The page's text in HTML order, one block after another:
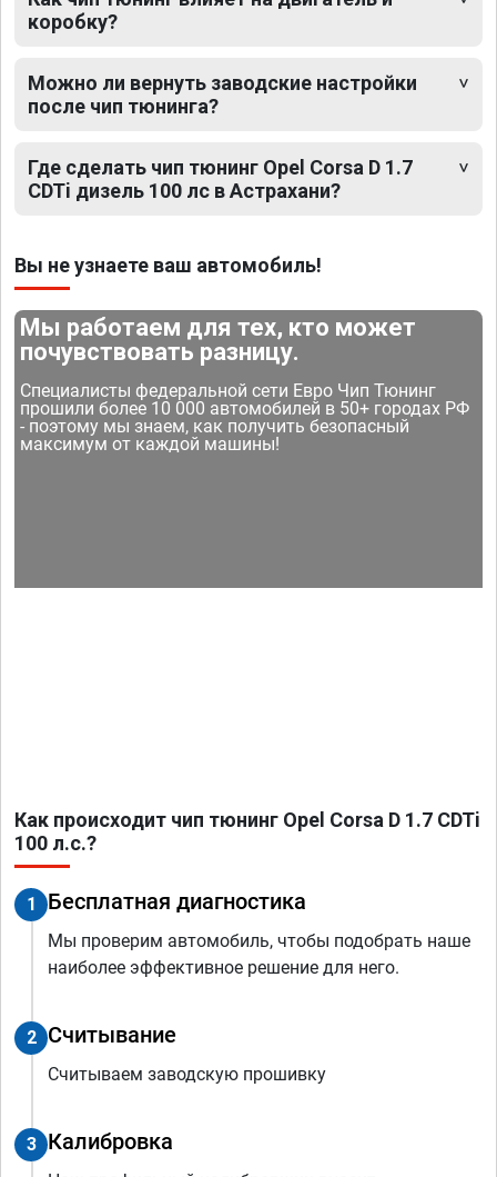
коробку?
Можно ли вернуть заводские настройки
после чип тюнинга?
Где сделать чип тюнинг Opel Corsa D 1.7
CDTi дизель 100 лс в Астрахани?
Вы не узнаете ваш автомобиль!
Мы работаем для тех, кто может
почувствовать разницу.
Специалисты федеральной сети Евро Чип Тюнинг
прошили более 10 000 автомобилей в 50+ городах РФ
- поэтому мы знаем, как получить безопасный
максимум от каждой машины!
Как происходит чип тюнинг Opel Corsa D 1.7 CDTi
100 л.с.?
1 Бесплатная диагностика
Мы проверим автомобиль, чтобы подобрать наше
наиболее эффективное решение для него.
2 Считывание
Считываем заводскую прошивку
3 Калибровка